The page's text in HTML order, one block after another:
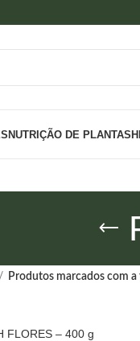
NUTRIÇÃO DE PLANTAS
Produtos marcados com a
FLORES – 400 g